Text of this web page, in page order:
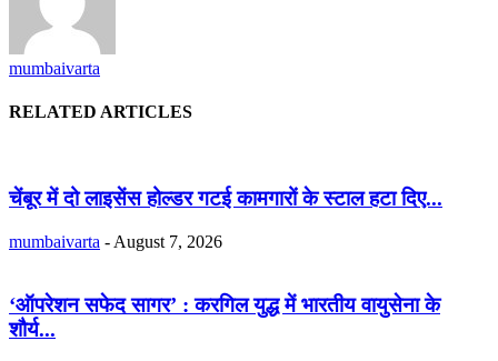
mumbaivarta
RELATED ARTICLES
चेंबूर में दो लाइसेंस होल्डर गटई कामगारों के स्टाल हटा दिए...
mumbaivarta - August 7, 2026
‘ऑपरेशन सफेद सागर’ : करगिल युद्ध में भारतीय वायुसेना के
शौर्य...